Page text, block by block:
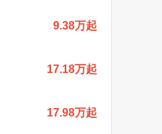
9.38万起
17.18万起
17.98万起